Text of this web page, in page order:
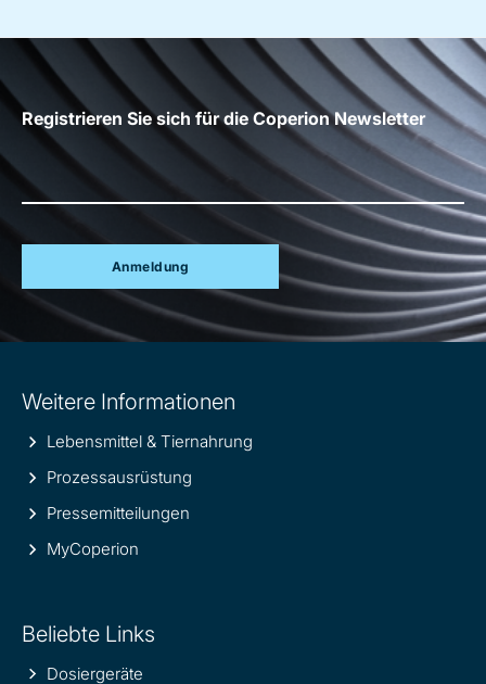
Registrieren Sie sich für die Coperion Newsletter
Anmeldung
information
Weitere Informationen
Lebensmittel & Tiernahrung
Prozessausrüstung
Pressemitteilungen
MyCoperion
Beliebte Links
Dosiergeräte